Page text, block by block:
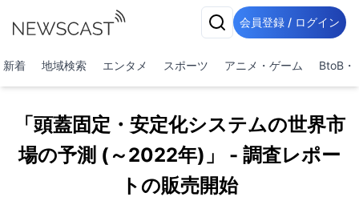
会員登録 / ログイン
新着 地域検索 エンタメ スポーツ アニメ・ゲーム BtoB・
「頭蓋固定・安定化システムの世界市
場の予測 (～2022年)」 - 調査レポー
トの販売開始